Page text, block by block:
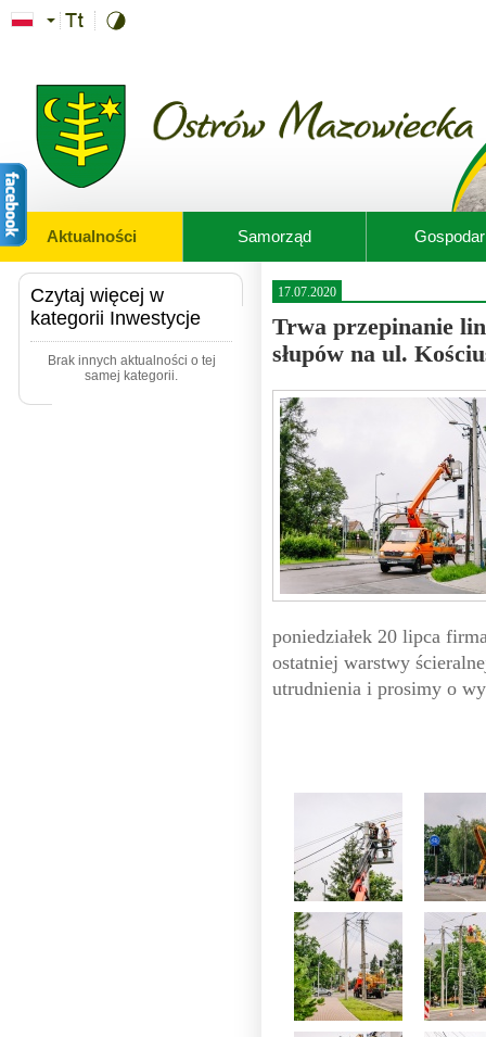
Przejdź do treści
Aktualności Samorząd
Czytaj więcej w
kategorii Inwestycje
Brak innych aktualności o tej
samej kategorii.
17.07.2020
Trwa przepinanie
słupów na ul.
poniedziałek 20 lipca
ostatniej warstwy
utrudnienia i prosimy o